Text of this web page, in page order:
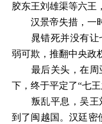
胶东王刘雄渠等六王
汉景帝失措，一
晁错死并没有
弱可欺，推翻中央政
最后关头，在周
下，终于平定了“七王
叛乱平息，吴
到了闽越国。汉廷密